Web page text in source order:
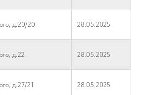
д.20/20 28.05.2025
д.22 28.05.2025
д.27/21 28.05.2025